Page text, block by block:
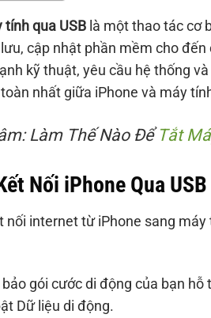
tính qua USBlà một thao tác cơ
cập nhật phần mềm cho
kỹ thuật, yêu cầu hệ thống
nhất giữa iPhone và máy
Làm Thế Nào ĐểTắt
Nối iPhone Qua
internet từ iPhone sang
gói cước di động của bạn hỗ
Dữ liệu di động.